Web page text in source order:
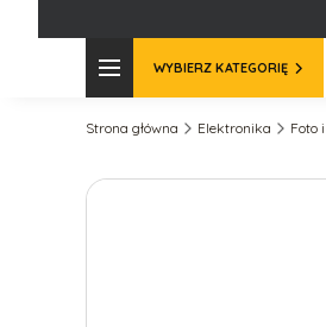
WYBIERZ KATEGORIĘ
Strona główna Elektronika Foto